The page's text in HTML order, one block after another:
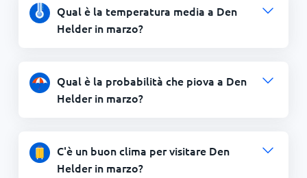
Qual è la temperatura media a Den
Helder in marzo?
Qual è la probabilità che piova a Den
Helder in marzo?
C'è un buon clima per visitare Den
Helder in marzo?